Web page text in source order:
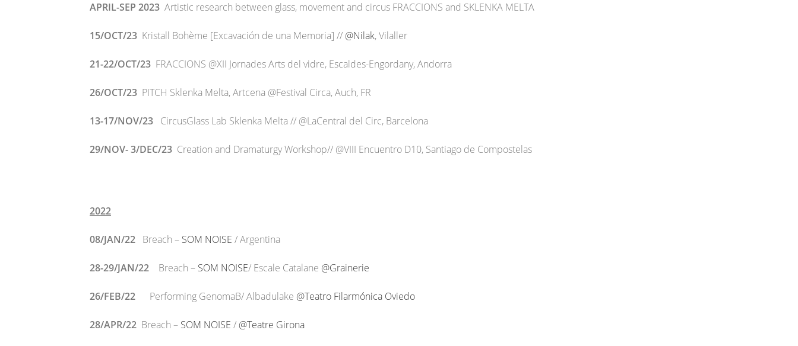
APRIL-SEP 2023 Artistic research between glass, movement and circus FRACCIONS and SKLENKA MELTA
15/OCT/23 Kristall Bohème [Excavación de una Memoria] // @Nilak, Vilaller
21-22/OCT/23 FRACCIONS @XII Jornades Arts del vidre, Escaldes-Engordany, Andorra
26/OCT/23 PITCH Sklenka Melta, Artcena @Festival Circa, Auch, FR
13-17/NOV/23 CircusGlass Lab Sklenka Melta // @LaCentral del Circ, Barcelona
29/NOV- 3/DEC/23 Creation and Dramaturgy Workshop// @VIII Encuentro D10, Santiago de Compostelas
2022
08/JAN/22 Breach – SOM NOISE / Argentina
28-29/JAN/22 Breach – SOM NOISE/ Escale Catalane @Grainerie
26/FEB/22 Performing GenomaB/ Albadulake @Teatro Filarmónica Oviedo
28/APR/22 Breach – SOM NOISE / @Teatre Girona